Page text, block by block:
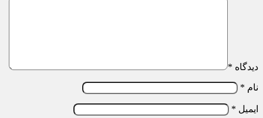
دیدگاه *
نام *
ایمیل *